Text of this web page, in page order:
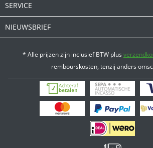
SERVICE
NIEUWSBRIEF
* Alle prijzen zijn inclusief BTW plus
rembourskosten, tenzij anders